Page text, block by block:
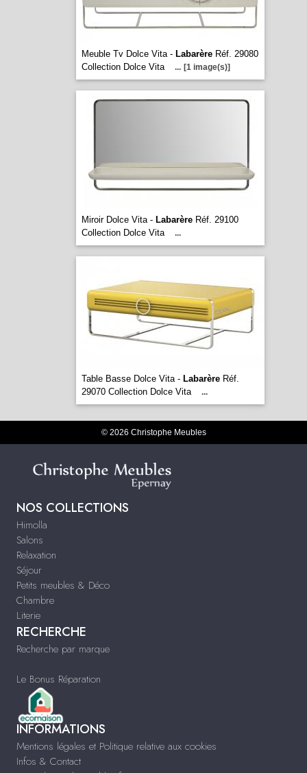
Meuble Tv Dolce Vita - LabarèreRéf. 29080
Collection Dolce Vita
... [1 image(s)]
Miroir Dolce Vita - LabarèreRéf. 29100
Collection Dolce Vita
...
Table Basse Dolce Vita - LabarèreRéf.
29070 Collection Dolce Vita
...
© 2026 Christophe Meubles
NOS COLLECTIONS
Himolla
Salons
Relaxation
Séjour
Petits meubles & Déco
Chambre
Literie
RECHERCHE
Recherche par marque
Le Bonus Réparation
INFORMATIONS
Mentions légales et Politique relative aux cookies
Infos & Contact